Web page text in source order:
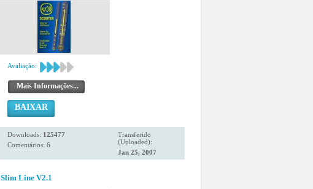
Avaliação:
Mais Informações...
BAIXAR
Downloads: 125477
Comentários: 6
Transferido
(Uploaded):
Jan 25, 2007
Slim Line V2.1